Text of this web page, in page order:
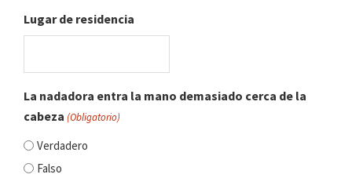
Lugar de residencia
La nadadora entra la mano demasiado cerca de la
cabeza (Obligatorio)
Verdadero
Falso